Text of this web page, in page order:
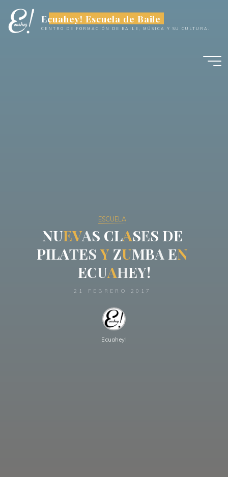
contenido
Ecuahey! Escuela de Baile
CENTRO DE FORMACIÓN DE BAILE, MÚSICA Y SU CULTURA.
ESCUELA
NUEVAS CLASES DE
PILATES Y ZUMBA EN
ECUAHEY!
21 FEBRERO 2017
Ecuahey!